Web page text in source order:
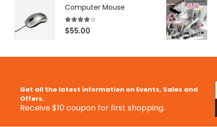
Computer Mouse
4.00 out of 5
$55.00
Get all the latest information on Events, Sales and
Offers.
Receive $10 coupon for first shopping.